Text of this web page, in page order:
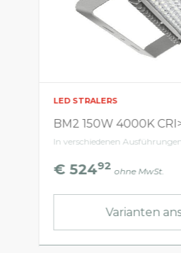
LED STRALERS
BM2 150W 4000K
In verschiedenen
€ 52492 ohne MwSt.
Varianten